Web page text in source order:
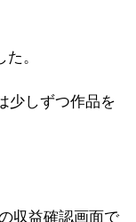
。
少しずつ作品を
収益確認画面で